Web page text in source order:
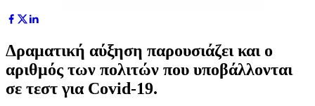
Δραματική αύξηση παρουσιάζει και ο
αριθμός των πολιτών που υποβάλλονται
σε τεστ για Covid-19.